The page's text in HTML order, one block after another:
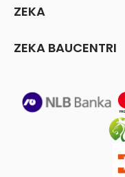
ZEKA
ZEKA BAUCENTRI